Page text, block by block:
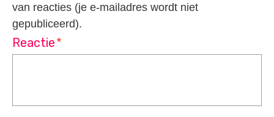
van reacties (je e-mailadres wordt niet
gepubliceerd).
Reactie*